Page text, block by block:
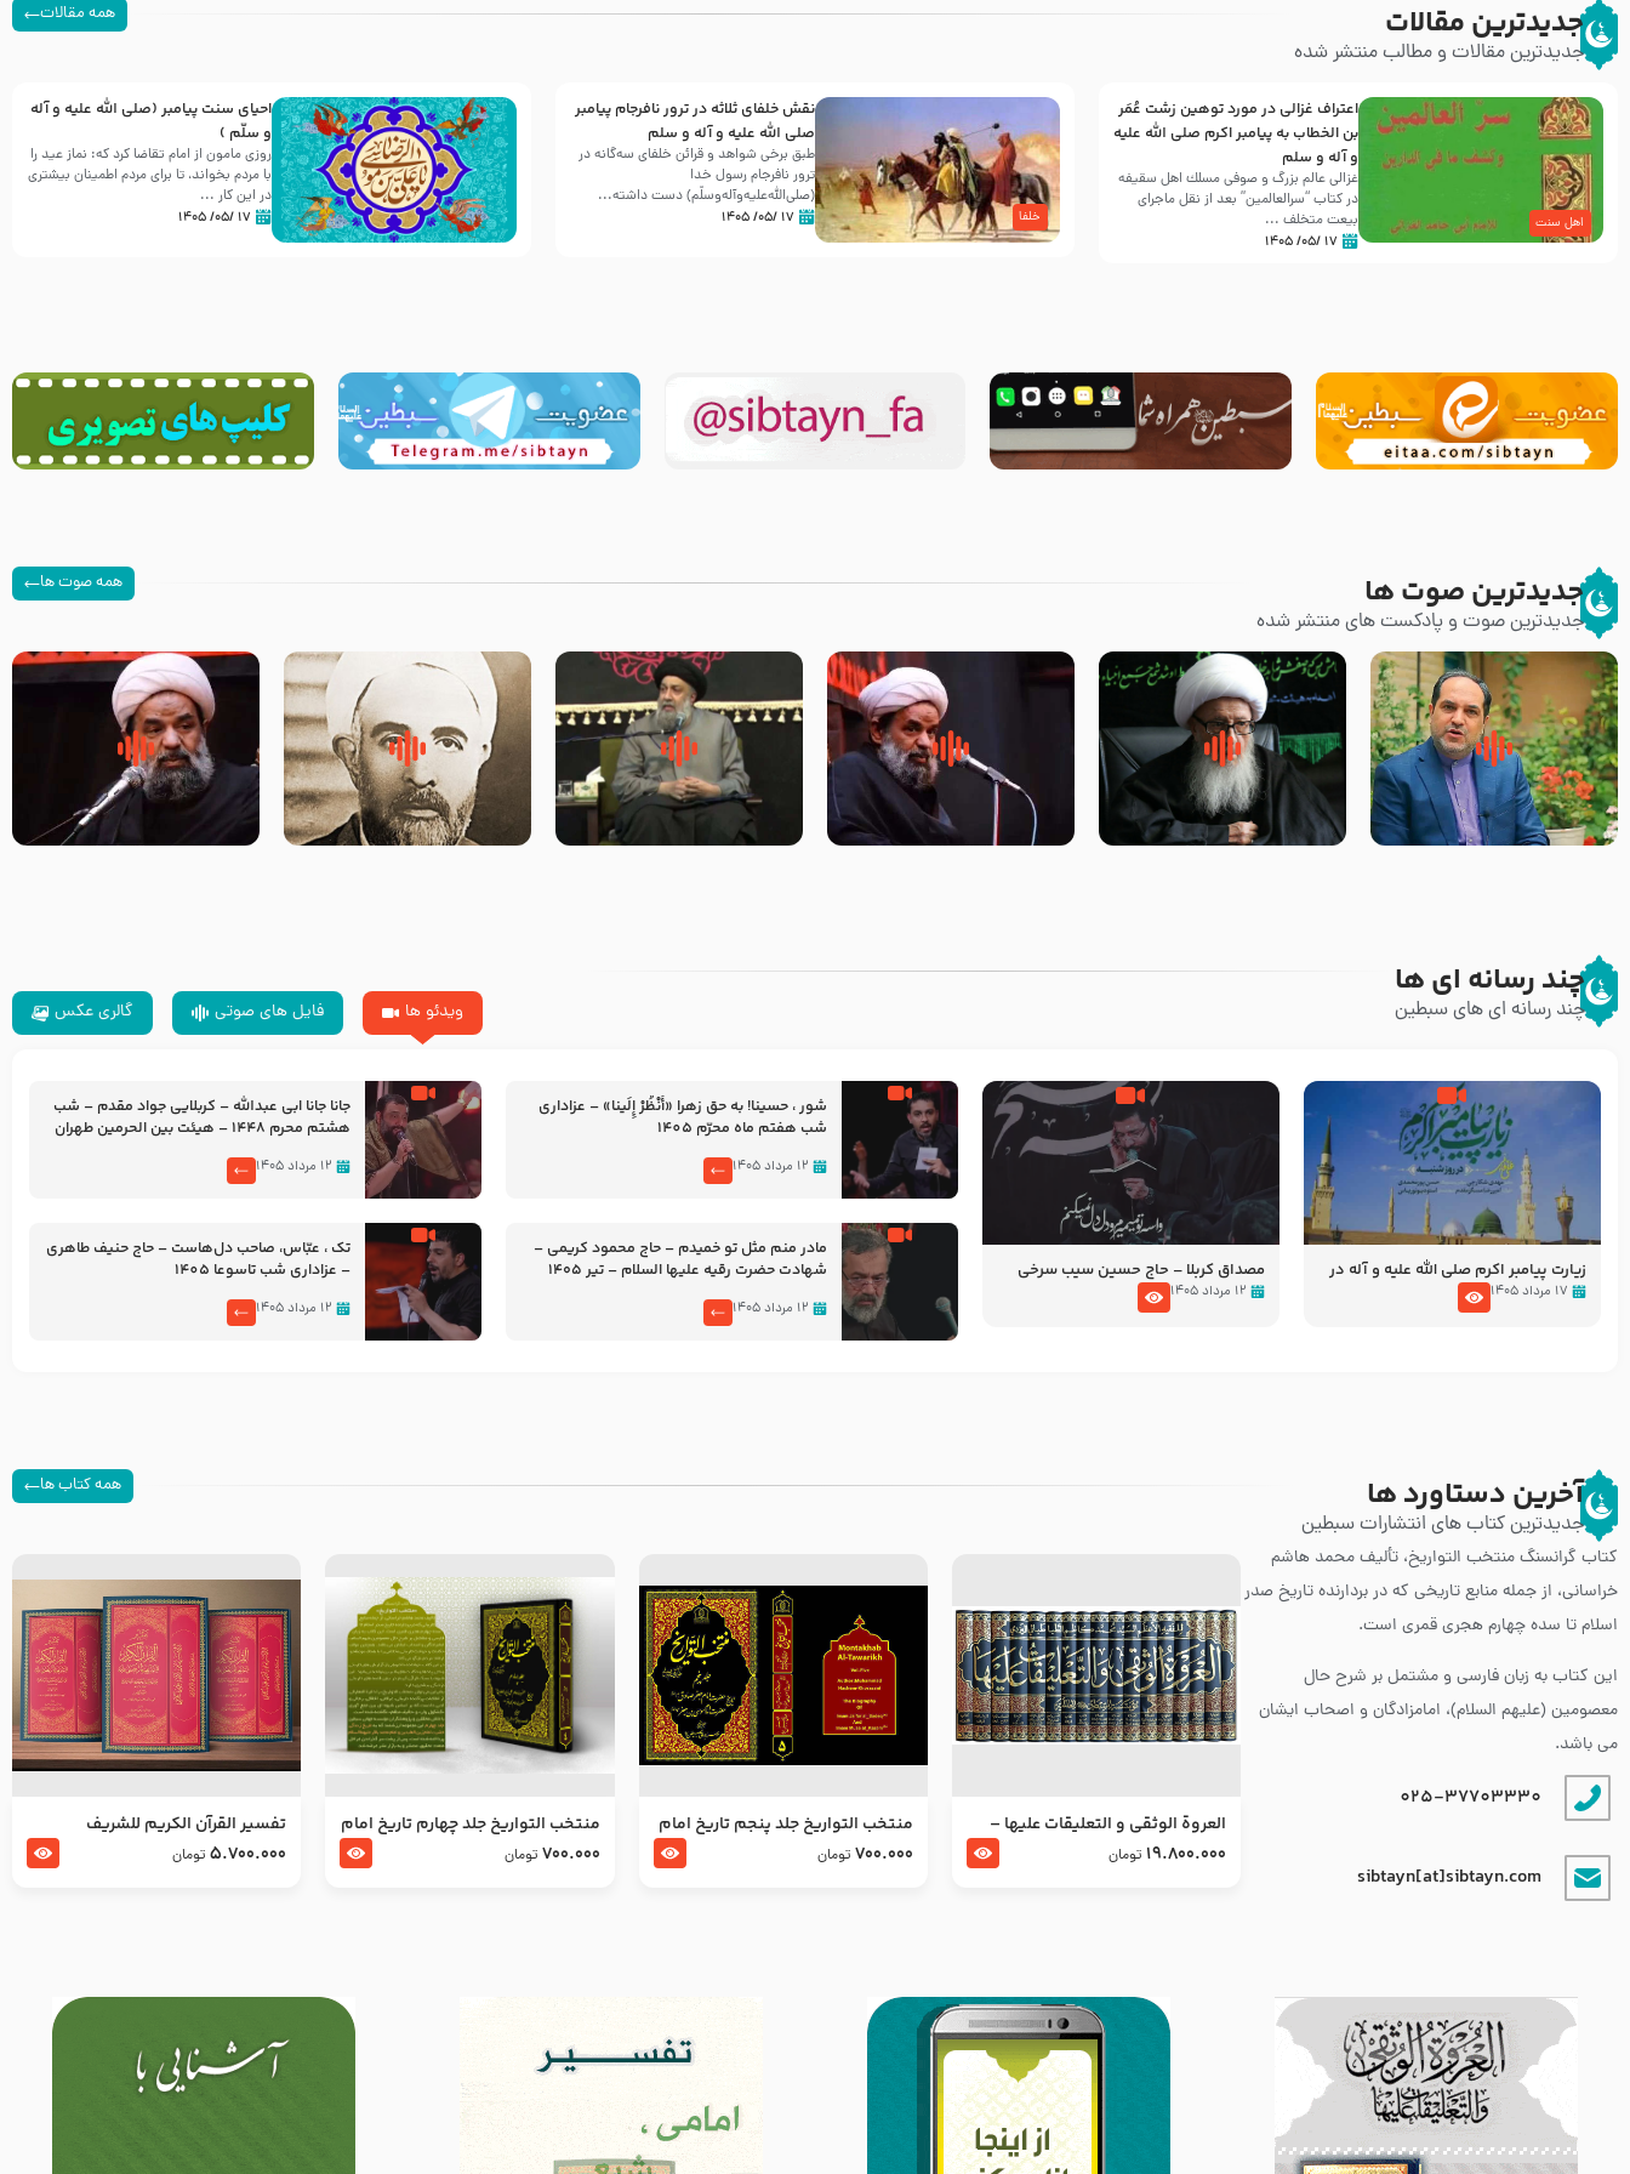
جدیدترین مقالات
جدیدترین مقالات و مطالب منتشر شده
همه مقالات
اهل سنت
اعتراف غزالی در مورد توهین زشت عُمَر
بن الخطاب به پیامبر اکرم صلی الله علیه
و آله و سلم
غزالی عالم بزرگ و صوفی مسلك اهل سقيفه
در کتاب “سرالعالمین” بعد از نقل ماجرای
بیعت متخلف ...
۱۷ /۰۵/ ۱۴۰۵
خلفا
نقش خلفای ثلاثه در ترور نافرجام پیامبر
صلی الله علیه و آله و سلم
طبق برخی شواهد و قرائن خلفای سه‌گانه در
ترور نافرجام رسول خدا
(صلی‌الله‌علیه‌و‌آله‌وسلّم) دست داشته‌...
۱۷ /۰۵/ ۱۴۰۵
احیای سنت پیامبر (صلی الله علیه و آله
و سلّم )
روزی مامون از امام تقاضا کرد که: نماز عید را
با مردم بخواند، تا برای مردم اطمینان بیشتری
در این کار ...
۱۷ /۰۵/ ۱۴۰۵
جدیدترین صوت ها
جدیدترین صوت و پادکست های منتشر شده
همه صوت ها
پیامبر صلی الله علیه وآله و سلم
فرمودند وای بر بچه های آخر
زوّار اربعین امام حسین (علیه
السلام) با این اشتیاق به زیارت
روضه جانسوز پاره های جگر امام
حسن مجتبی علیه السلام-حجت
لقب حضرت رقیه سلام الله علیها
به چه معناست – حجت الاسلام
روضه‌ی مجلس یزید ملعون و
اسارت اهل‌بیت علیهم‌السلام –
سلام جوانی که امام حسین علیه
السلام خودش جوابش را دادند
چند رسانه ای ها
چند رسانه ای های سبطین ویدئو ها فایل های صوتی گالری عکس
زیارت پیامبر اکرم صلی الله علیه و آله در
روز شنبه با نوای علی فانی
۱۷ مرداد ۱۴۰۵
مصداق کربلا – حاج حسین سیب سرخی
۱۲ مرداد ۱۴۰۵
شور ، حسینا! به‌ حق زهرا «أُنْظُرْ إِلَینا» – عزاداری
شب هفتم ماه محرّم 1405
۱۲ مرداد ۱۴۰۵
جانا جانا ابی عبدالله – کربلایی جواد مقدم – شب
هشتم محرم 1448 – هیئت بین الحرمین طهران
۱۲ مرداد ۱۴۰۵
مادر منم مثل تو خمیدم – حاج محمود کریمی –
شهادت حضرت رقیه علیها السلام – تیر ۱۴۰۵
۱۲ مرداد ۱۴۰۵
تک ، عبّاس، صاحب دل‌هاست – حاج حنیف طاهری
– عزاداری شب تاسوعا 1405
۱۲ مرداد ۱۴۰۵
آخرین دستاورد ها
جدیدترین کتاب های انتشارات سبطین
همه کتاب ها
کتاب گرانسنگ منتخب التواريخ، تألیف محمد هاشم
خراسانی، از جمله منابع تاریخی که در بردارنده تاریخ صدر
اسلام تا سده چهارم هجری قمری است.
این کتاب به زبان فارسی و مشتمل بر شرح حال
معصومین (علیهم السلام)، امامزادگان و اصحاب ایشان
می باشد.
025-37703330
sibtayn[at]sibtayn.com
العروة الوثقى و التعليقات عليها –
طرح جدید
19.800.000 تومان
منتخب التواریخ جلد پنجم تاریخ امام
جعفر صادق و امام موسی بن جعفر
700.000 تومان
منتخب التواریخ جلد چهارم تاریخ امام
زین العابدین و امام محمد باقر
700.000 تومان
تفسير القرآن الكريم للشريف
المرتضي قدس سرّه
5.700.000 تومان